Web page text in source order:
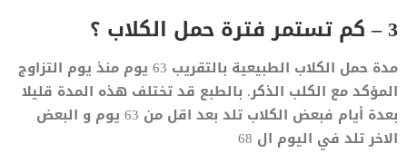
3 – كم تستمر فترة حمل الكلاب ؟
مدة حمل الكلاب الطبيعية بالتقريب 63 يوم منذ يوم التزاوج
المؤكد مع الكلب الذكر. بالطبع قد تختلف هذه المدة قليلا
بعدة أيام فبعض الكلاب تلد بعد اقل من 63 يوم و البعض
الاخر تلد في اليوم ال 68